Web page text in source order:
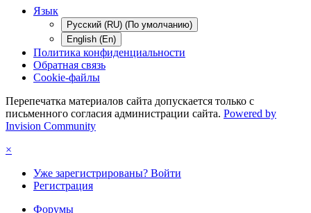
Язык
Русский (RU) (По умолчанию)
English (En)
Политика конфиденциальности
Обратная связь
Cookie-файлы
Перепечатка материалов сайта допускается только с
письменного согласия администрации сайта. Powered by
Invision Community
×
Уже зарегистрированы? Войти
Регистрация
Форумы